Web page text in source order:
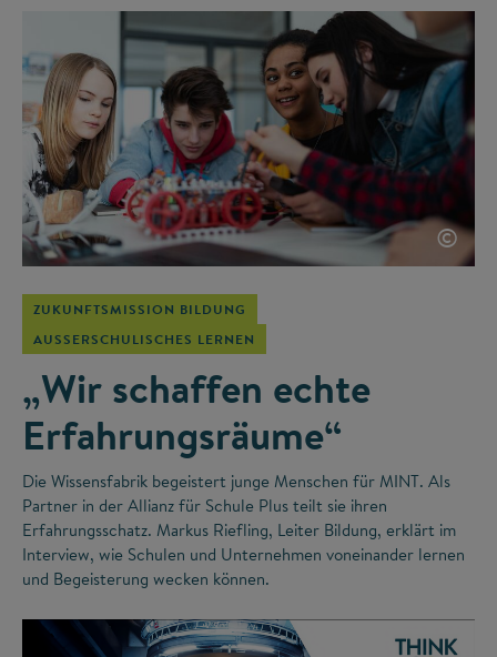
©
ZUKUNFTSMISSION BILDUNG
AUSSERSCHULISCHES LERNEN
„Wir schaffen echte
Erfahrungsräume“
Die Wissensfabrik begeistert junge Menschen für MINT. Als
Partner in der Allianz für Schule Plus teilt sie ihren
Erfahrungsschatz. Markus Riefling, Leiter Bildung, erklärt im
Interview, wie Schulen und Unternehmen voneinander lernen
und Begeisterung wecken können.